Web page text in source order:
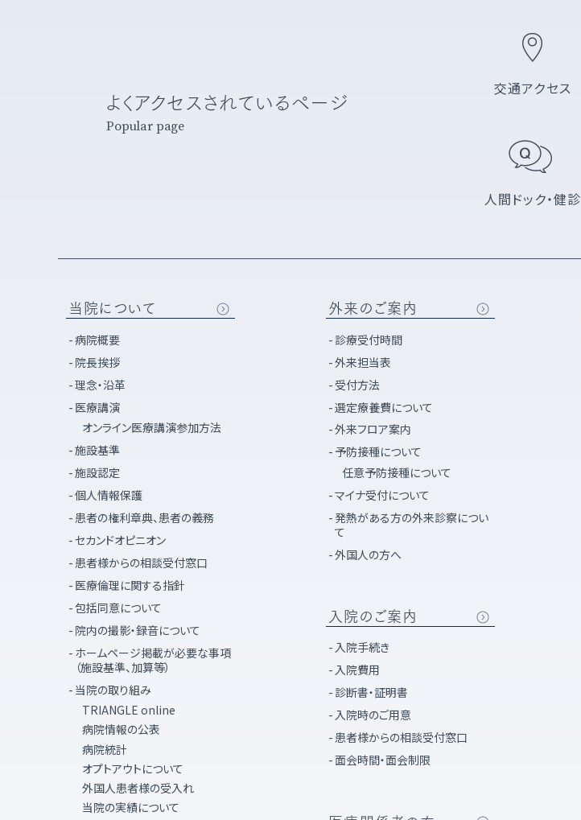
よくアクセスされているページ
Popular page
交通アクセス
人間ドック・健診
当院について
病院概要
院長挨拶
理念・沿革
医療講演
オンライン医療講演参加方法
施設基準
施設認定
個人情報保護
患者の権利章典、患者の義務
セカンドオピニオン
患者様からの相談受付窓口
医療倫理に関する指針
包括同意について
院内の撮影・録音について
ホームページ掲載が必要な事項
（施設基準、加算等）
当院の取り組み
TRIANGLE online
病院情報の公表
病院統計
オプトアウトについて
外国人患者様の受入れ
当院の実績について
外来のご案内
診療受付時間
外来担当表
受付方法
選定療養費について
外来フロア案内
予防接種について
任意予防接種について
マイナ受付について
発熱がある方の外来診察につい
て
外国人の方へ
入院のご案内
入院手続き
入院費用
診断書・証明書
入院時のご用意
患者様からの相談受付窓口
面会時間・面会制限